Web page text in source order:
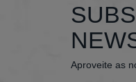
Aproveite as